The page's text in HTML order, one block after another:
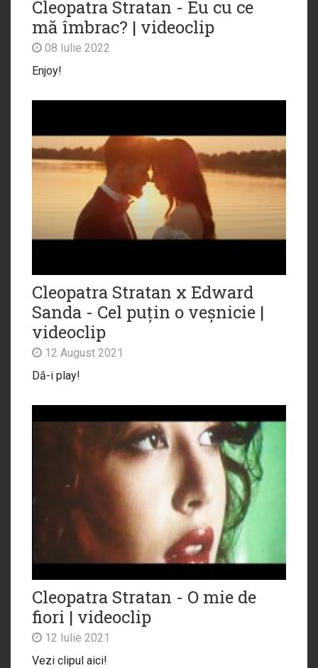
Cleopatra Stratan - Eu cu ce
mă îmbrac? | videoclip
08 Iulie 2022
Enjoy!
Cleopatra Stratan x Edward
Sanda - Cel puțin o veșnicie |
videoclip
12 August 2021
Dă-i play!
Cleopatra Stratan - O mie de
fiori | videoclip
12 Iulie 2021
Vezi clipul aici!